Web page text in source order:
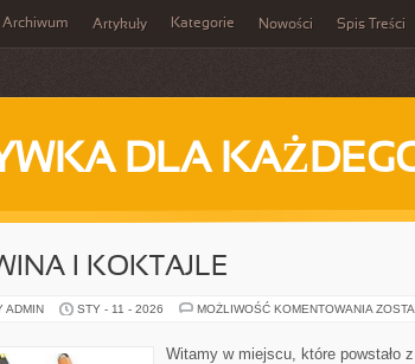
Archiwum Artykuły Kategorie Nowości Spis Treści
DLA
I KOKTAJLE
ADMIN STY - 11 - 2026 MOŻLIWOŚĆ KOMENTOWANIA BARY,
Witamy w miejscu, które powstało